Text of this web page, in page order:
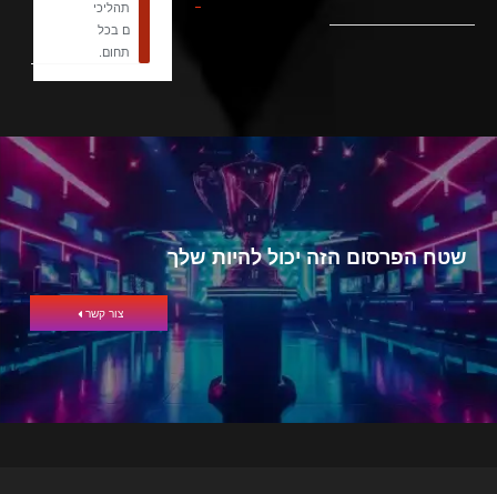
תהליכי
ם בכל
תחום.
שטח הפרסום הזה יכול להיות שלך
צור קשר